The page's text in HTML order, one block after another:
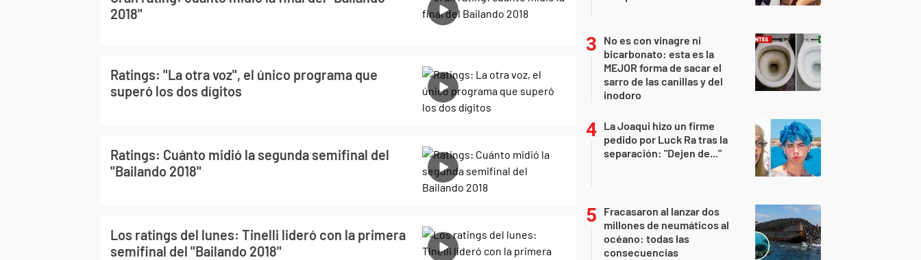
2018"
Ratings: "La otra voz", el único programa que
superó los dos dígitos
Ratings: Cuánto midió la segunda semifinal del
"Bailando 2018"
Los ratings del lunes: Tinelli lideró con la primera
semifinal del "Bailando 2018"
No es con vinagre ni
bicarbonato: esta es la
MEJOR forma de sacar el
sarro de las canillas y del
inodoro
La Joaqui hizo un firme
pedido por Luck Ra tras la
separación: "Dejen de..."
Fracasaron al lanzar dos
millones de neumáticos al
océano: todas las
consecuencias